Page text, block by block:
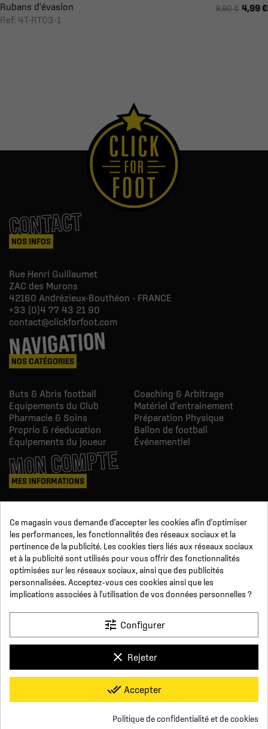
Rubans d'évasion
Ref: 4T-RT03-1
9,90 € 4,99 €
CONTACT
NOS INFOS
Rue Henri Guillaumet
ZAC des Murons
42160 Andrézieux-Bouthéon - FRANCE
+33 (0)4 77 43 21 90
contact@clickforfoot.com
NAVIGATION
NOS CATÉGORIES
Buts & Abris football
Coaching & Arbitrage
Equipements du Club
Matériel d'entrainement
Pharmacie & Soins
Préparation Physique
Proprio & réeducation
Ballon de football
Équipements du joueur
Événementiel
MON COMPTE
MES INFORMATIONS
Avoirs
Informations
Suivi de commande
Devenez revendeur
NOUS SUIVRE
SUR LES RÉSEAUX
LinkedIn
Conditions générales de vente
Paiement sécurisé
Qui sommes-nous ?
Foire aux Questions
Mentions légales
Conditions de livraisons et de retours
Respect de la vie privée
Click For Foot x
Ce magasin vous demande d'accepter les cookies afin d'optimiser
les performances, les fonctionnalités des réseaux sociaux et la
pertinence de la publicité. Les cookies tiers liés aux réseaux sociaux
et à la publicité sont utilisés pour vous offrir des fonctionnalités
optimisées sur les réseaux sociaux, ainsi que des publicités
personnalisées. Acceptez-vous ces cookies ainsi que les
implications associées à l'utilisation de vos données personnelles ?
tune Configurer
clear Rejeter
done_all Accepter
Politique de confidentialité et de cookies